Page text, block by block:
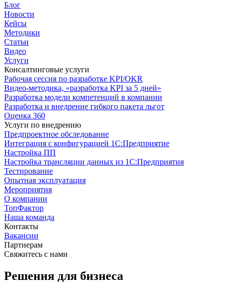
Блог
Новости
Кейсы
Методики
Статьи
Видео
Услуги
Консалтинговые услуги
Рабочая сессия по разработке KPI/OKR
Видео-методика, «разработка KPI за 5 дней»
Разработка модели компетенций в компании
Разработка и внедрение гибкого пакета льгот
Оценка 360
Услуги по внедрению
Предпроектное обследование
Интеграция с конфигурацией 1С:Предприятие
Настройка ПП
Настройка трансляции данных из 1С:Предприятия
Тестирование
Опытная эксплуатация
Мероприятия
О компании
ТопФактор
Наша команда
Контакты
Вакансии
Партнерам
Свяжитесь с нами
Решения для бизнеса